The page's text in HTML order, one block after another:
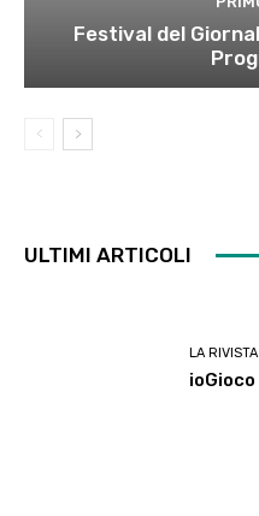
Festival del
ULTIMI ARTICOLI
LA RIVISTA